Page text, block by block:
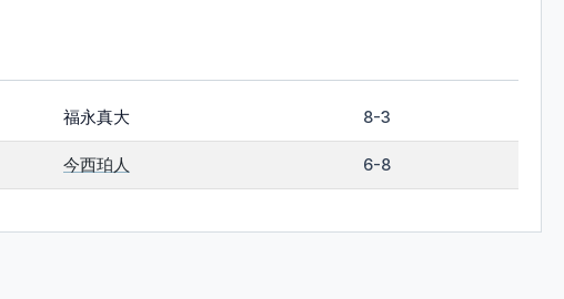
福永真大 8-3
今西珀人 6-8